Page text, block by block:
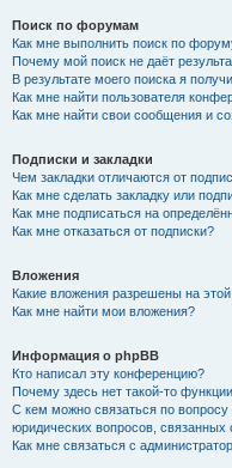
Поиск по форумам
Как мне выполнить поиск по
Почему мой поиск не даёт
В результате моего поиска я
Как мне найти пользователя
Как мне найти свои сообщения и
Подписки и закладки
Чем закладки отличаются от
Как мне сделать закладку или
Как мне подписаться на
Как мне отказаться от подписки?
Вложения
Какие вложения разрешены на
Как мне найти мои вложения?
Информация о phpBB
Кто написал эту конференцию?
Почему здесь нет такой-то
С кем можно связаться по вопросу
юридических вопросов, связанных
Как мне связаться с